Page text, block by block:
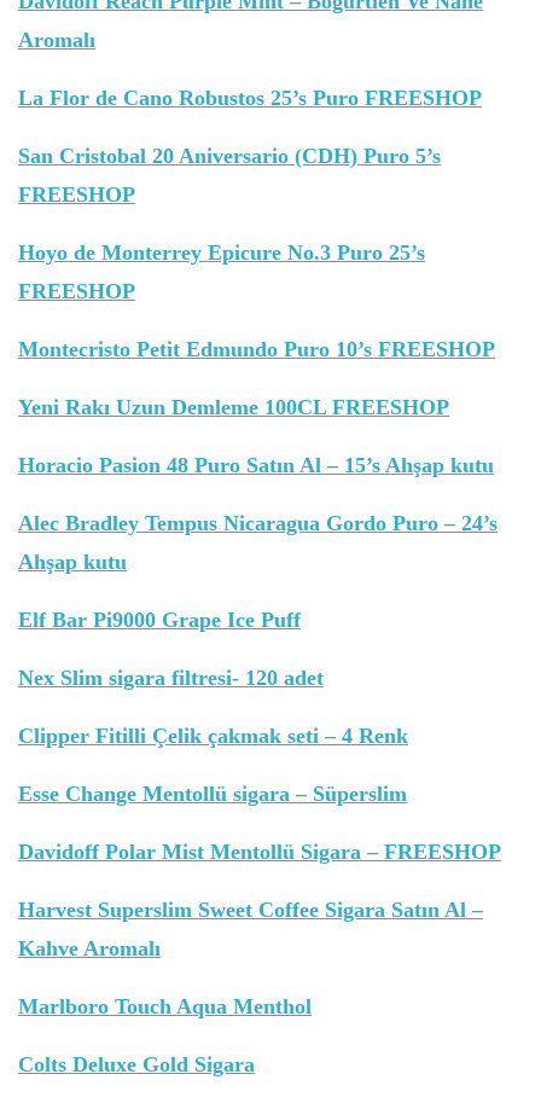
Aromalı
La Flor de Cano Robustos 25’s Puro FREESHOP
San Cristobal 20 Aniversario (CDH) Puro 5’s
FREESHOP
Hoyo de Monterrey Epicure No.3 Puro 25’s
FREESHOP
Montecristo Petit Edmundo Puro 10’s FREESHOP
Yeni Rakı Uzun Demleme 100CL FREESHOP
Horacio Pasion 48 Puro Satın Al – 15’s Ahşap kutu
Alec Bradley Tempus Nicaragua Gordo Puro – 24’s
Ahşap kutu
Elf Bar Pi9000 Grape Ice Puff
Nex Slim sigara filtresi- 120 adet
Clipper Fitilli Çelik çakmak seti – 4 Renk
Esse Change Mentollü sigara – Süperslim
Davidoff Polar Mist Mentollü Sigara – FREESHOP
Harvest Superslim Sweet Coffee Sigara Satın Al –
Kahve Aromalı
Marlboro Touch Aqua Menthol
Colts Deluxe Gold Sigara